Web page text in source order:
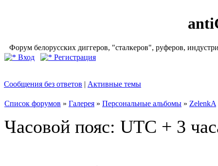
Форум белорусских диггеров, "сталкеров", руферов,
Вход
Регистрация
Сообщения без ответов | Активные темы
Список форумов » Галерея » Персональные альбомы » ZelenkA
Часовой пояс: UTC + 3